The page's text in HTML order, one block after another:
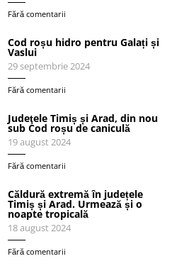
Fără comentarii
Cod roșu hidro pentru Galați și
Vaslui
29 septembrie 2024
Fără comentarii
Judeţele Timiș și Arad, din nou
sub Cod roșu de caniculă
19 august 2024
Fără comentarii
Căldură extremă în județele
Timiș și Arad. Urmează și o
noapte tropicală
18 august 2024
Fără comentarii